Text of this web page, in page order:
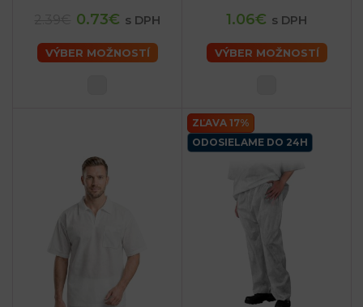
0.73€ s DPH
VÝBER MOŽNOSTÍ
1.06€ s DPH
VÝBER MOŽNOSTÍ
ZĽAVA 17%
ODOSIELAME DO 24H